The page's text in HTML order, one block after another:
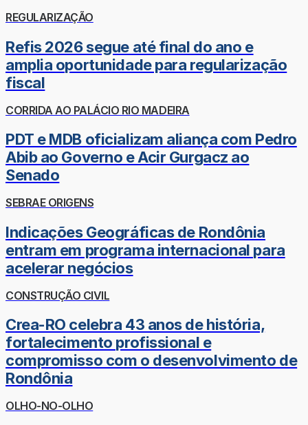
REGULARIZAÇÃO
Refis 2026 segue até final do ano e
amplia oportunidade para regularização
fiscal
CORRIDA AO PALÁCIO RIO MADEIRA
PDT e MDB oficializam aliança com Pedro
Abib ao Governo e Acir Gurgacz ao
Senado
SEBRAE ORIGENS
Indicações Geográficas de Rondônia
entram em programa internacional para
acelerar negócios
CONSTRUÇÃO CIVIL
Crea-RO celebra 43 anos de história,
fortalecimento profissional e
compromisso com o desenvolvimento de
Rondônia
OLHO-NO-OLHO